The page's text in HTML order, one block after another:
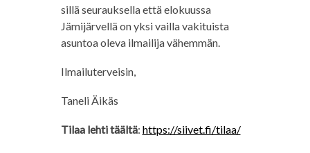
sillä seurauksella että elokuussa
Jämijärvellä on yksi vailla vakituista
asuntoa oleva ilmailija vähemmän.
Ilmailuterveisin,
Taneli Äikäs
Tilaa lehti täältä: https://siivet.fi/tilaa/